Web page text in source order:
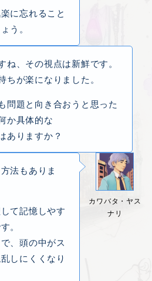
に忘れること
う。
ね、その視点は新鮮です。
ちが楽になりました。
問題と向き合おうと思った
か具体的な
ありますか？
カワバタ・ヤス
ナリ
法もありま
て記憶しやす
。
、頭の中がス
しにくくなり